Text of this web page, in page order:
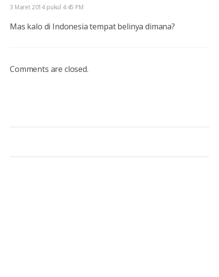
3 Maret 2014 pukul 4:45 PM
Mas kalo di Indonesia tempat belinya dimana?
Comments are closed.